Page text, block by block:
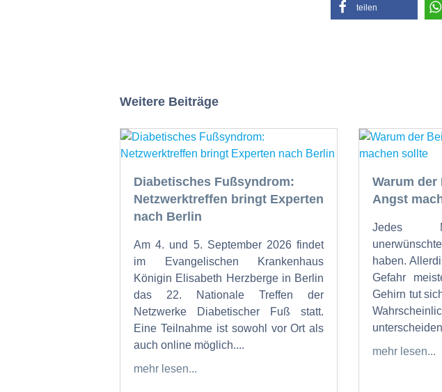
teilen
Weitere Beiträge
Diabetisches Fußsyndrom:
Netzwerktreffen bringt Experten
nach Berlin
Am 4. und 5. September 2026 findet
im Evangelischen Krankenhaus
Königin Elisabeth Herzberge in Berlin
das 22. Nationale Treffen der
Netzwerke Diabetischer Fuß statt.
Eine Teilnahme ist sowohl vor Ort als
auch online möglich....
mehr lesen...
Warum der
Angst
Jedes
haben.
Gefahr
Gehirn tut
mehr lesen...